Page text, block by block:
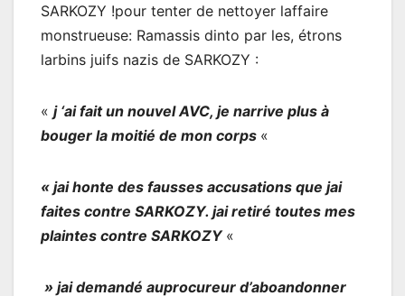
SARKOZY !pour tenter de nettoyer laffaire
monstrueuse: Ramassis dinto par les, étrons
larbins juifs nazis de SARKOZY :
« j ‘ai fait un nouvel AVC, je narrive plus à
bouger la moitié de mon corps «
« jai honte des fausses accusations que jai
faites contre SARKOZY. jai retiré toutes mes
plaintes contre SARKOZY «
» jai demandé auprocureur d’aboandonner